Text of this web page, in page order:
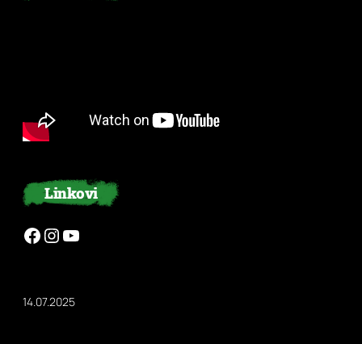
Linkovi
Facebook Instagram YouTube
14.07.2025